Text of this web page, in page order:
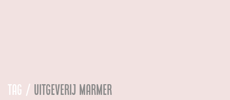
Tag / uitgeverij marmer